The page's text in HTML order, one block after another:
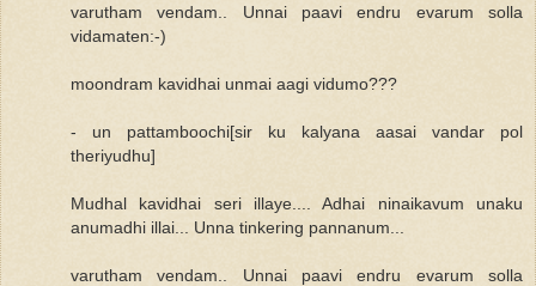
varutham vendam.. Unnai paavi endru evarum solla
vidamaten:-)
moondram kavidhai unmai aagi vidumo???
- un pattamboochi[sir ku kalyana aasai vandar pol
theriyudhu]
Mudhal kavidhai seri illaye.... Adhai ninaikavum unaku
anumadhi illai... Unna tinkering pannanum...
varutham vendam.. Unnai paavi endru evarum solla